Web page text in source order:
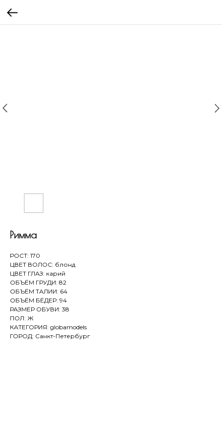
Римма
РОСТ: 170
ЦВЕТ ВОЛОС: блонд
ЦВЕТ ГЛАЗ: карий
ОБЪЁМ ГРУДИ: 82
ОБЪЁМ ТАЛИИ: 64
ОБЪЁМ БЁДЕР: 94
РАЗМЕР ОБУВИ: 38
ПОЛ: Ж
КАТЕГОРИЯ: globamodels
ГОРОД: Санкт-Петербург